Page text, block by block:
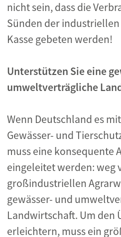
nicht sein, dass die
Sünden der
Kasse gebeten werden!
Unterstützen Sie eine
umweltverträgliche
Wenn Deutschland es
Gewässer- und
muss eine konsequente
eingeleitet werden: weg
großindustriellen
gewässer- und
Landwirtschaft. Um den
erleichtern, muss ein